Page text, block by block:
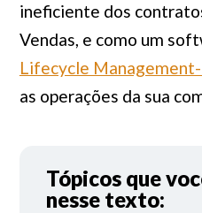
ineficiente dos
Vendas, e como um
Lifecycle
as operações da sua
Tópicos que
nesse texto: